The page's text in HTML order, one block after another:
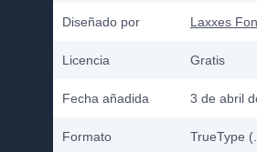
Diseñado por Laxxes
Licencia Gratis
Fecha añadida 3 de abril
Formato TrueType